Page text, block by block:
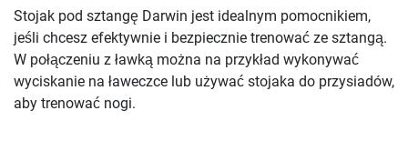
Stojak pod sztangę Darwin jest idealnym pomocnikiem,
jeśli chcesz efektywnie i bezpiecznie trenować ze sztangą.
W połączeniu z ławką można na przykład wykonywać
wyciskanie na ławeczce lub używać stojaka do przysiadów,
aby trenować nogi.